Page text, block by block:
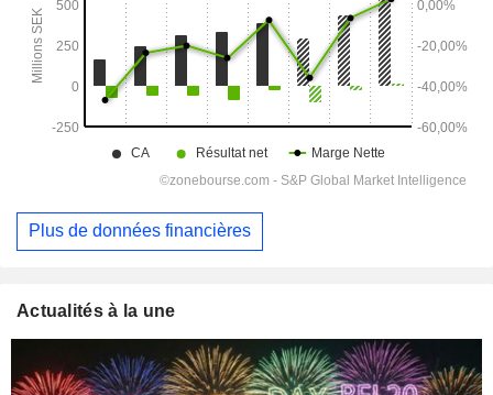
Plus de données financières
Actualités à la une